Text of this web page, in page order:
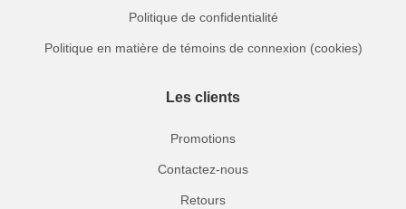
Politique de confidentialité
Politique en matière de témoins de connexion (cookies)
Les clients
Promotions
Contactez-nous
Retours